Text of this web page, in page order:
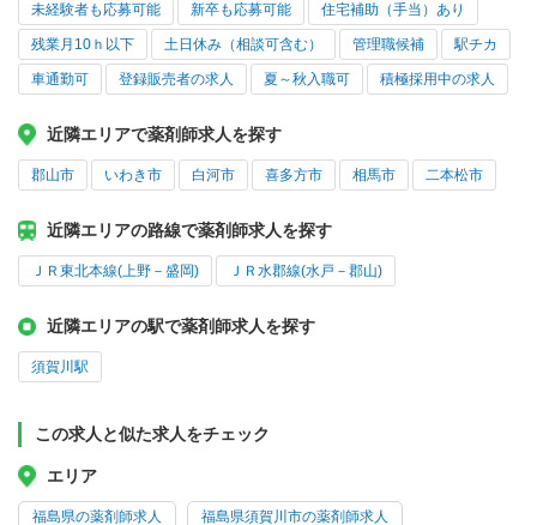
未経験者も応募可能 新卒も応募可能 住宅補助（手当）あり
残業月10ｈ以下 土日休み（相談可含む） 管理職候補 駅チカ
車通勤可 登録販売者の求人 夏～秋入職可 積極採用中の求人
近隣エリアで薬剤師求人を探す
郡山市 いわき市 白河市 喜多方市 相馬市 二本松市
近隣エリアの路線で薬剤師求人を探す
ＪＲ東北本線(上野－盛岡) ＪＲ水郡線(水戸－郡山)
近隣エリアの駅で薬剤師求人を探す
須賀川駅
この求人と似た求人をチェック
エリア
福島県の薬剤師求人 福島県須賀川市の薬剤師求人